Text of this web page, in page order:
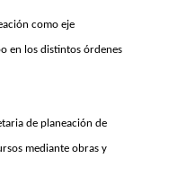
como eje
en los distintos órdenes
de planeación de
mediante obras y